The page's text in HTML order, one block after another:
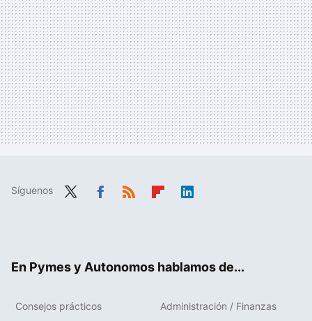
Síguenos
En Pymes y Autonomos hablamos de...
Consejos prácticos Administración / Finanzas